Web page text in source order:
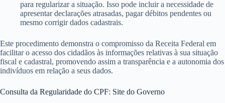
para regularizar a situação. Isso pode incluir a necessidade de
apresentar declarações atrasadas, pagar débitos pendentes ou
mesmo corrigir dados cadastrais.
Este procedimento demonstra o compromisso da Receita Federal em
facilitar o acesso dos cidadãos às informações relativas à sua situação
fiscal e cadastral, promovendo assim a transparência e a autonomia dos
indivíduos em relação a seus dados.
Consulta da Regularidade do CPF: Site do Governo